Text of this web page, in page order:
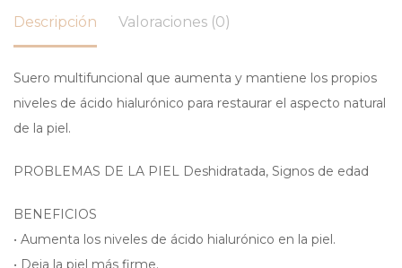
Descripción Valoraciones (0)
Suero multifuncional que aumenta y mantiene los propios
niveles de ácido hialurónico para restaurar el aspecto natural
de la piel.
PROBLEMAS DE LA PIEL Deshidratada, Signos de edad
BENEFICIOS
• Aumenta los niveles de ácido hialurónico en la piel.
• Deja la piel más firme.